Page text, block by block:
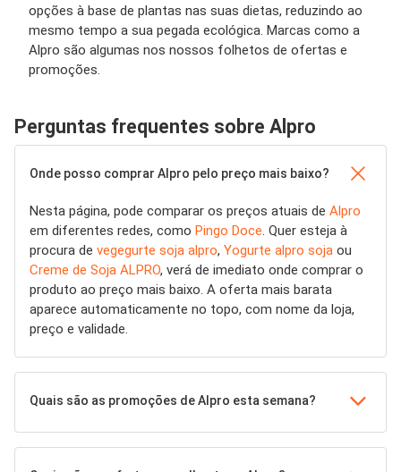
opções à base de plantas nas suas dietas, reduzindo ao
mesmo tempo a sua pegada ecológica. Marcas como a
Alpro são algumas nos nossos folhetos de ofertas e
promoções.
Perguntas frequentes sobre Alpro
Onde posso comprar Alpro pelo preço mais baixo?
Nesta página, pode comparar os preços atuais de Alpro
em diferentes redes, como Pingo Doce . Quer esteja à
procura de vegegurte soja alpro, Yogurte alpro soja ou
Creme de Soja ALPRO, verá de imediato onde comprar o
produto ao preço mais baixo. A oferta mais barata
aparece automaticamente no topo, com nome da loja,
preço e validade.
Quais são as promoções de Alpro esta semana?